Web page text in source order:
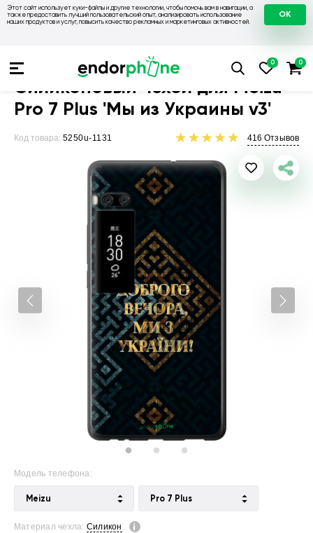
Этот сайт использует куки-файлы и другие технологии, чтобы помочь вам в навигации, а
также предоставить лучший пользовательский опыт, анализировать использование
наших продуктов и услуг, повысить качество рекламных и маркетинговых активностей.
OK
Чехлы на Meizu Чехол для Meizu
Силиконовый чехол для Meizu
Pro 7 Plus 'Мы из Украины v3'
Код товара: 5250u-1131 416 Отзывов
Модель телефона:
Meizu Pro 7 Plus
Материал чехла: Силикон